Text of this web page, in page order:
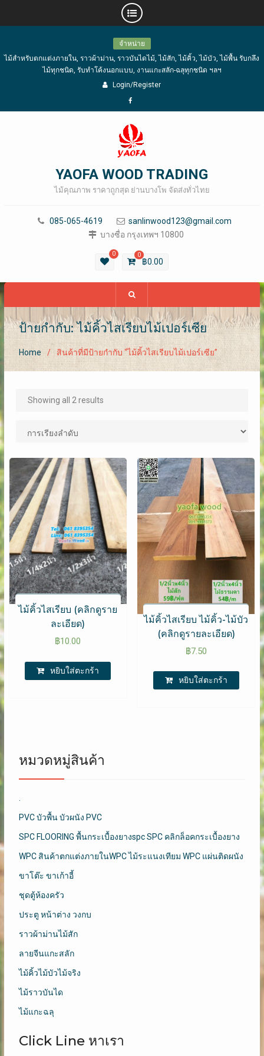
content
จำหน่าย
ไม้สำหรับตกแต่งภายใน, ราวผ้าม่าน, ราวบันไดไม้, ไม้สัก, ไม้คิ้ว, ไม้บัว, ไม้พื้น รับกลึง
ไม้ทุกชนิด, รับทำโค้งนอกแบบ, งานแกะสลัก-ฉลุทุกชนิด ฯลฯ
Login/Register
Facebook
YAOFA WOOD TRADING
ไม้คุณภาพ ราคาถูกสุด ย่านบางโพ จัดส่งทั่วไทย
085-065-4619
sanlinwood123@gmail.com
บางซื่อ กรุงเทพฯ 10800
0 0
฿0.00
ป้ายกำกับ: ไม้คิ้วไสเรียบไม้เปอร์เซีย
Home สินค้าที่มีป้ายกำกับ “ไม้คิ้วไสเรียบไม้เปอร์เซีย”
Showing all 2 results
ไม้คิ้วไสเรียบ (คลิกดูราย
ละเอียด)
฿10.00
หยิบใส่ตะกร้า
ไม้คิ้วไสเรียบ ไม้คิ้ว-ไม้บัว
(คลิกดูรายละเอียด)
฿7.50
หยิบใส่ตะกร้า
หมวดหมู่สินค้า
.
PVC บัวพื้น บัวผนัง PVC
SPC FLOORING พื้นกระเบื้องยางspc SPC คลิกล็อคกระเบื้องยาง
WPC สินค้าตกแต่งภายในWPC ไม้ระแนงเทียม WPC แผ่นติดผนัง
ขาโต๊ะ ขาเก้าอี้
ชุดตู้ห้องครัว
ประตู หน้าต่าง วงกบ
ราวผ้าม่านไม้สัก
ลายจีนแกะสลัก
ไม้คิ้วไม้บัวไม้จริง
ไม้ราวบันได
ไม้แกะฉลุ
Click Line หาเรา